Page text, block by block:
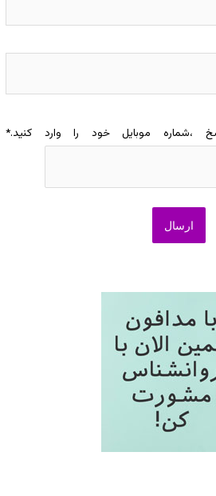
،شماره موبایل خود را وارد کنید.*